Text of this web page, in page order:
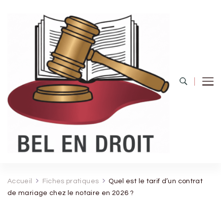
Accueil Fiches pratiques
Quel est le tarif d’un contrat
de mariage chez le notaire en 2026 ?